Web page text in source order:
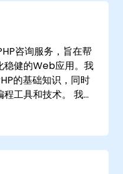
）的集成，使您的
统。 我们通过灵活
面进行的交互式远程
企业中心进
作，加速您的技术
咨询服务，旨在帮
稳健的Web应用。我
的基础知识，同时
工具和技术。 我们
询。线下咨询可以
的NobleProg企业咨
遗留系统还是架构新
本地咨询合作伙伴